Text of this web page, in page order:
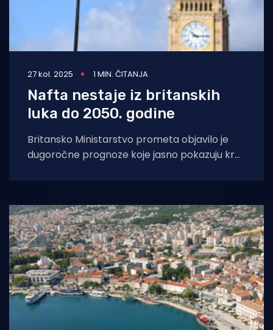
27 kol. 2025 1 MIN. ČITANJA
Nafta nestaje iz britanskih
luka do 2050. godine
Britansko Ministarstvo prometa objavilo je
dugoročne prognoze koje jasno pokazuju kraj
Dugoročne prognoze kažu kako